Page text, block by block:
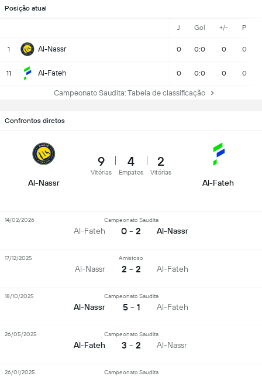
Posição atual
J Gol +/- P
1 Al-Nassr 0 0:0 0 0
11 Al-Fateh 0 0:0 0 0
Campeonato Saudita: Tabela de classificação
Confrontos diretos
Al-Nassr
9
Vitórias
4
Empates
2
Vitórias
Al-Fateh
Al-Fateh
Campeonato Saudita
0 - 2 Al-Nassr
14/02/2026
Al-Nassr
Amistoso
2 - 2 Al-Fateh
17/12/2025
Al-Nassr
Campeonato Saudita
5 - 1 Al-Fateh
18/10/2025
Al-Fateh
Campeonato Saudita
3 - 2 Al-Nassr
26/05/2025
Campeonato Saudita
26/01/2025